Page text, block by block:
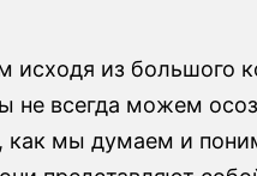
из большого
не всегда можем
мы думаем и